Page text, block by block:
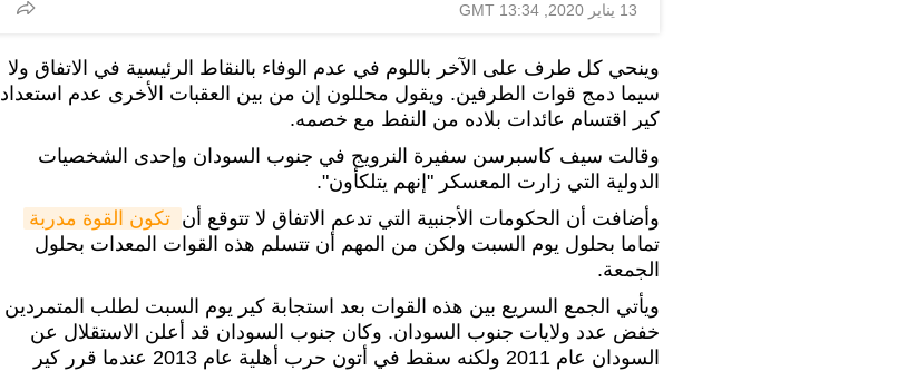
13 يناير 2020, 13:34 GMT
وينحي كل طرف على الآخر باللوم في عدم الوفاء بالنقاط الرئيسية في الاتفاق ولا
سيما دمج قوات الطرفين. ويقول محللون إن من بين العقبات الأخرى عدم استعداد
كير اقتسام عائدات بلاده من النفط مع خصمه.
وقالت سيف كاسبرسن سفيرة النرويج في جنوب السودان وإحدى الشخصيات
الدولية التي زارت المعسكر "إنهم يتلكأون".
وأضافت أن الحكومات الأجنبية التي تدعم الاتفاق لا تتوقع أن تكون القوة مدربة
تماما بحلول يوم السبت ولكن من المهم أن تتسلم هذه القوات المعدات بحلول
الجمعة.
ويأتي الجمع السريع بين هذه القوات بعد استجابة كير يوم السبت لطلب المتمردين
خفض عدد ولايات جنوب السودان. وكان جنوب السودان قد أعلن الاستقلال عن
السودان عام 2011 ولكنه سقط في أتون حرب أهلية عام 2013 عندما قرر كير